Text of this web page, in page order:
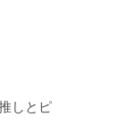
しとピ